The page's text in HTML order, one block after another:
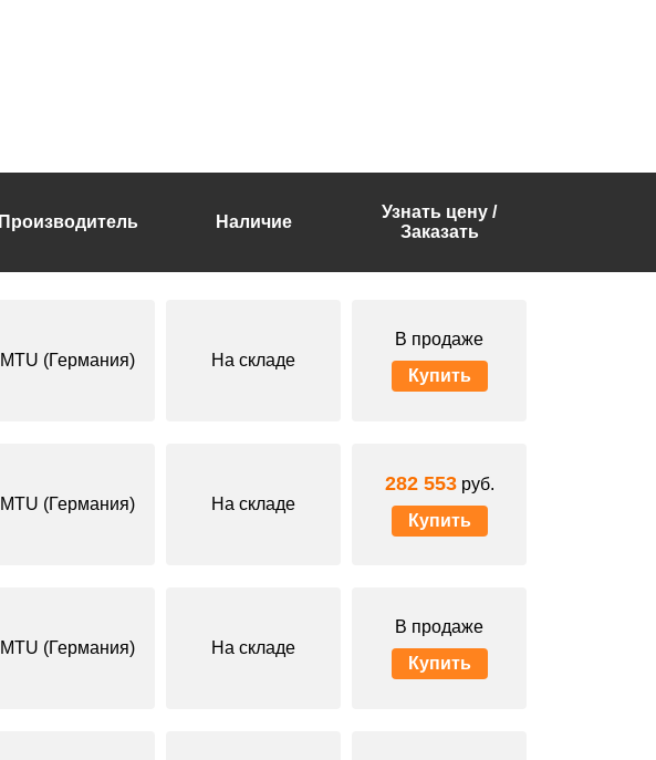
Производитель Наличие
Узнать цену /
Заказать
MTU (Германия) На складе
В продаже
Купить
MTU (Германия) На складе
282 553руб.
Купить
MTU (Германия) На складе
В продаже
Купить